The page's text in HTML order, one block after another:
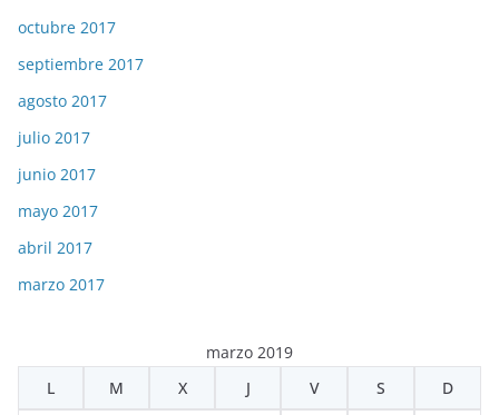
octubre 2017
septiembre 2017
agosto 2017
julio 2017
junio 2017
mayo 2017
abril 2017
marzo 2017
marzo 2019
L
M X J V S D